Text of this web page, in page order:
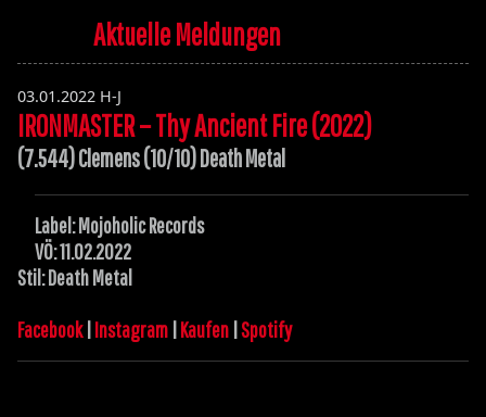
Aktuelle Meldungen
03.01.2022 H-J
IRONMASTER – Thy Ancient Fire (2022)
(7.544) Clemens (10/10) Death Metal
Label: Mojoholic Records
VÖ: 11.02.2022
Stil: Death Metal
Facebook| Instagram | Kaufen |Spotify